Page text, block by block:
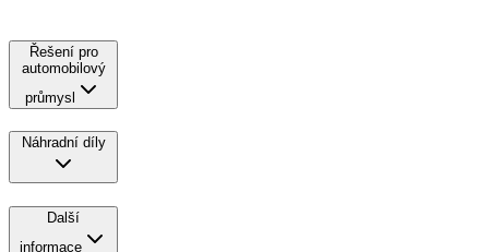
Řešení pro
automobilový
průmysl
Náhradní díly
Další
informace